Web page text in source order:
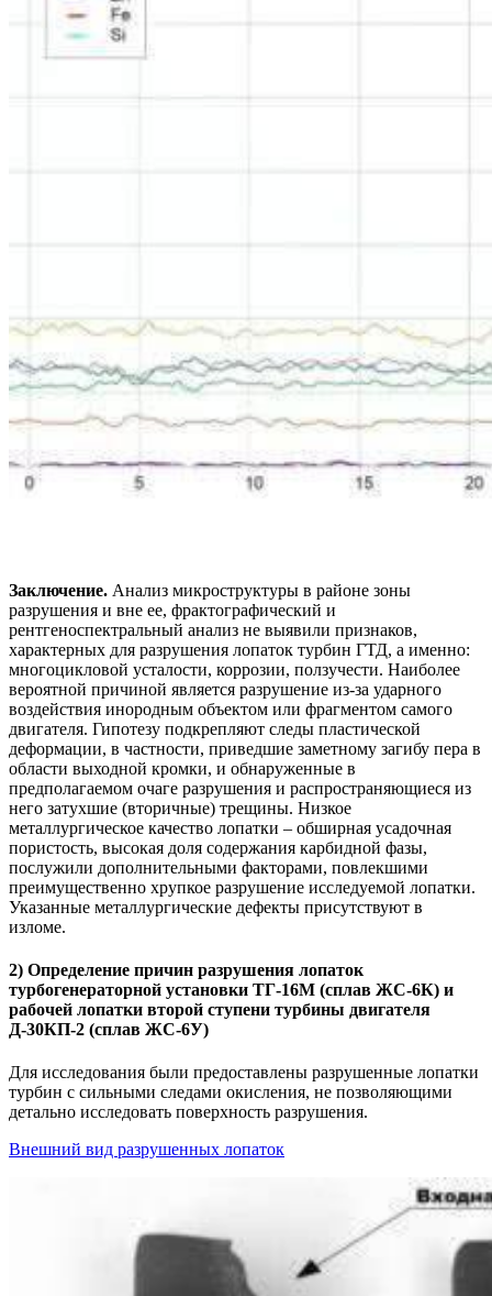
Заключение. Анализ микроструктуры в районе зоны
разрушения и вне ее, фрактографический и
рентгеноспектральный анализ не выявили признаков,
характерных для разрушения лопаток турбин ГТД, а именно:
многоцикловой усталости, коррозии, ползучести. Наиболее
вероятной причиной является разрушение из-за ударного
воздействия инородным объектом или фрагментом самого
двигателя. Гипотезу подкрепляют следы пластической
деформации, в частности, приведшие заметному загибу пера в
области выходной кромки, и обнаруженные в
предполагаемом очаге разрушения и распространяющиеся из
него затухшие (вторичные) трещины. Низкое
металлургическое качество лопатки – обширная усадочная
пористость, высокая доля содержания карбидной фазы,
послужили дополнительными факторами, повлекшими
преимущественно хрупкое разрушение исследуемой лопатки.
Указанные металлургические дефекты присутствуют в
изломе.
2) Определение причин разрушения лопаток
турбогенераторной установки ТГ-16М (сплав ЖС-6К) и
рабочей лопатки второй ступени турбины двигателя
Д-30КП-2 (сплав ЖС-6У)
Для исследования были предоставлены разрушенные лопатки
турбин с сильными следами окисления, не позволяющими
детально исследовать поверхность разрушения.
Внешний вид разрушенных лопаток